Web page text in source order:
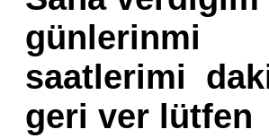
günlerinmi
saatlerimi
geri ver lütfen